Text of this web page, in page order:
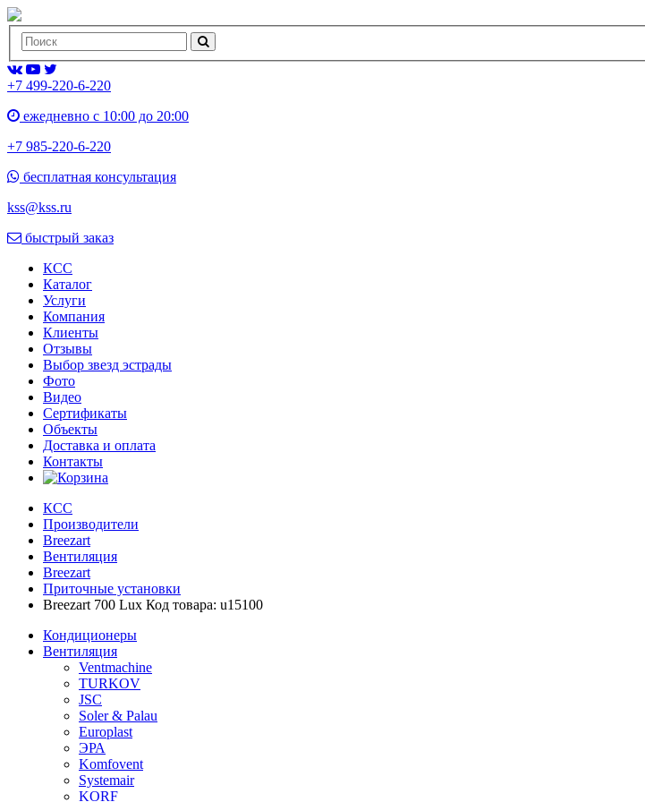
+7 499-220-6-220
ежедневно с 10:00 до 20:00
+7 985-220-6-220
бесплатная консультация
kss@kss.ru
быстрый заказ
КСС
Каталог
Услуги
Компания
Клиенты
Oтзывы
Выбор звезд эстрады
Фото
Видео
Сертификаты
Объекты
Доставка и оплата
Контакты
КСС
Производители
Breezart
Вентиляция
Breezart
Приточные установки
Breezart 700 Lux Код товара: u15100
Кондиционеры
Вентиляция
Ventmachine
TURKOV
JSC
Soler & Palau
Europlast
ЭРА
Komfovent
Systemair
KORF